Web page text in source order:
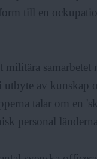
till en
militära samarbetet
utbyte av kunskap
talar om en
personal